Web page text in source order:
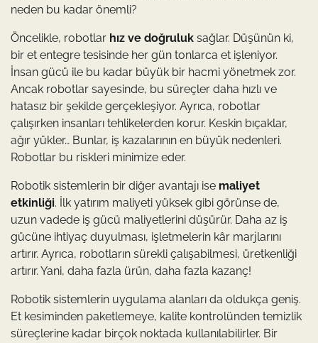
neden bu kadar önemli?
Öncelikle, robotlar hız ve doğruluk sağlar. Düşünün ki,
bir et entegre tesisinde her gün tonlarca et işleniyor.
İnsan gücü ile bu kadar büyük bir hacmi yönetmek zor.
Ancak robotlar sayesinde, bu süreçler daha hızlı ve
hatasız bir şekilde gerçekleşiyor. Ayrıca, robotlar
çalışırken insanları tehlikelerden korur. Keskin bıçaklar,
ağır yükler… Bunlar, iş kazalarının en büyük nedenleri.
Robotlar bu riskleri minimize eder.
Robotik sistemlerin bir diğer avantajı ise maliyet
etkinliği. İlk yatırım maliyeti yüksek gibi görünse de,
uzun vadede iş gücü maliyetlerini düşürür. Daha az iş
gücüne ihtiyaç duyulması, işletmelerin kâr marjlarını
artırır. Ayrıca, robotların sürekli çalışabilmesi, üretkenliği
artırır. Yani, daha fazla ürün, daha fazla kazanç!
Robotik sistemlerin uygulama alanları da oldukça geniş.
Et kesiminden paketlemeye, kalite kontrolünden temizlik
süreçlerine kadar birçok noktada kullanılabilirler. Bir